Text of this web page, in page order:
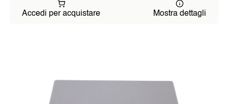
Accedi per acquistare Mostra dettagli